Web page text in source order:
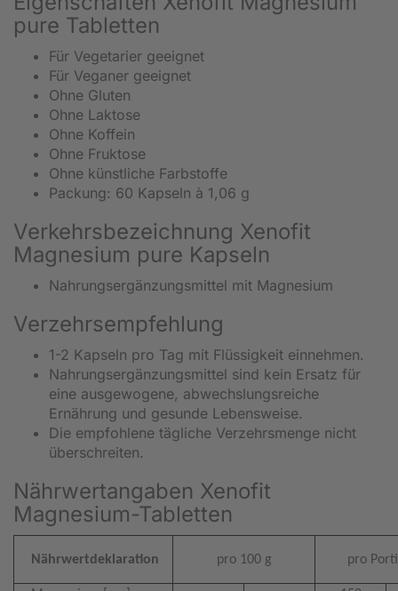
pure Tabletten
Für Vegetarier geeignet
Für Veganer geeignet
Ohne Gluten
Ohne Laktose
Ohne Koffein
Ohne Fruktose
Ohne künstliche Farbstoffe
Packung: 60 Kapseln à 1,06 g
Verkehrsbezeichnung Xenofit
Magnesium pure Kapseln
Nahrungsergänzungsmittel mit Magnesium
Verzehrsempfehlung
1-2 Kapseln pro Tag mit Flüssigkeit einnehmen.
Nahrungsergänzungsmittel sind kein Ersatz für
eine ausgewogene, abwechslungsreiche
Ernährung und gesunde Lebensweise.
Die empfohlene tägliche Verzehrsmenge nicht
überschreiten.
Nährwertangaben Xenofit
Magnesium-Tabletten
Nährwertdeklaration pro 100 g pro